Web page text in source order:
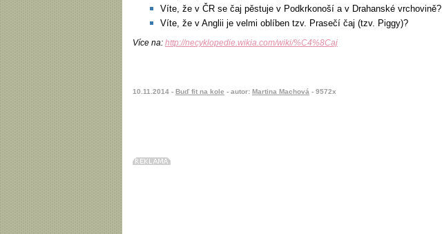
Víte, že v ČR se čaj pěstuje v Podkrkonoší a v Drahanské vrchovině?
Víte, že v Anglii je velmi oblíben tzv. Prasečí čaj (tzv. Piggy)?
Více na: http://necyklopedie.wikia.com/wiki/%C4%8Caj
10.11.2014 - Buď fit na kole - autor: Martina Machová - 9572x